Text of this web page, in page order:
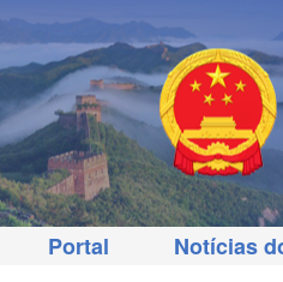
Portal Notícias